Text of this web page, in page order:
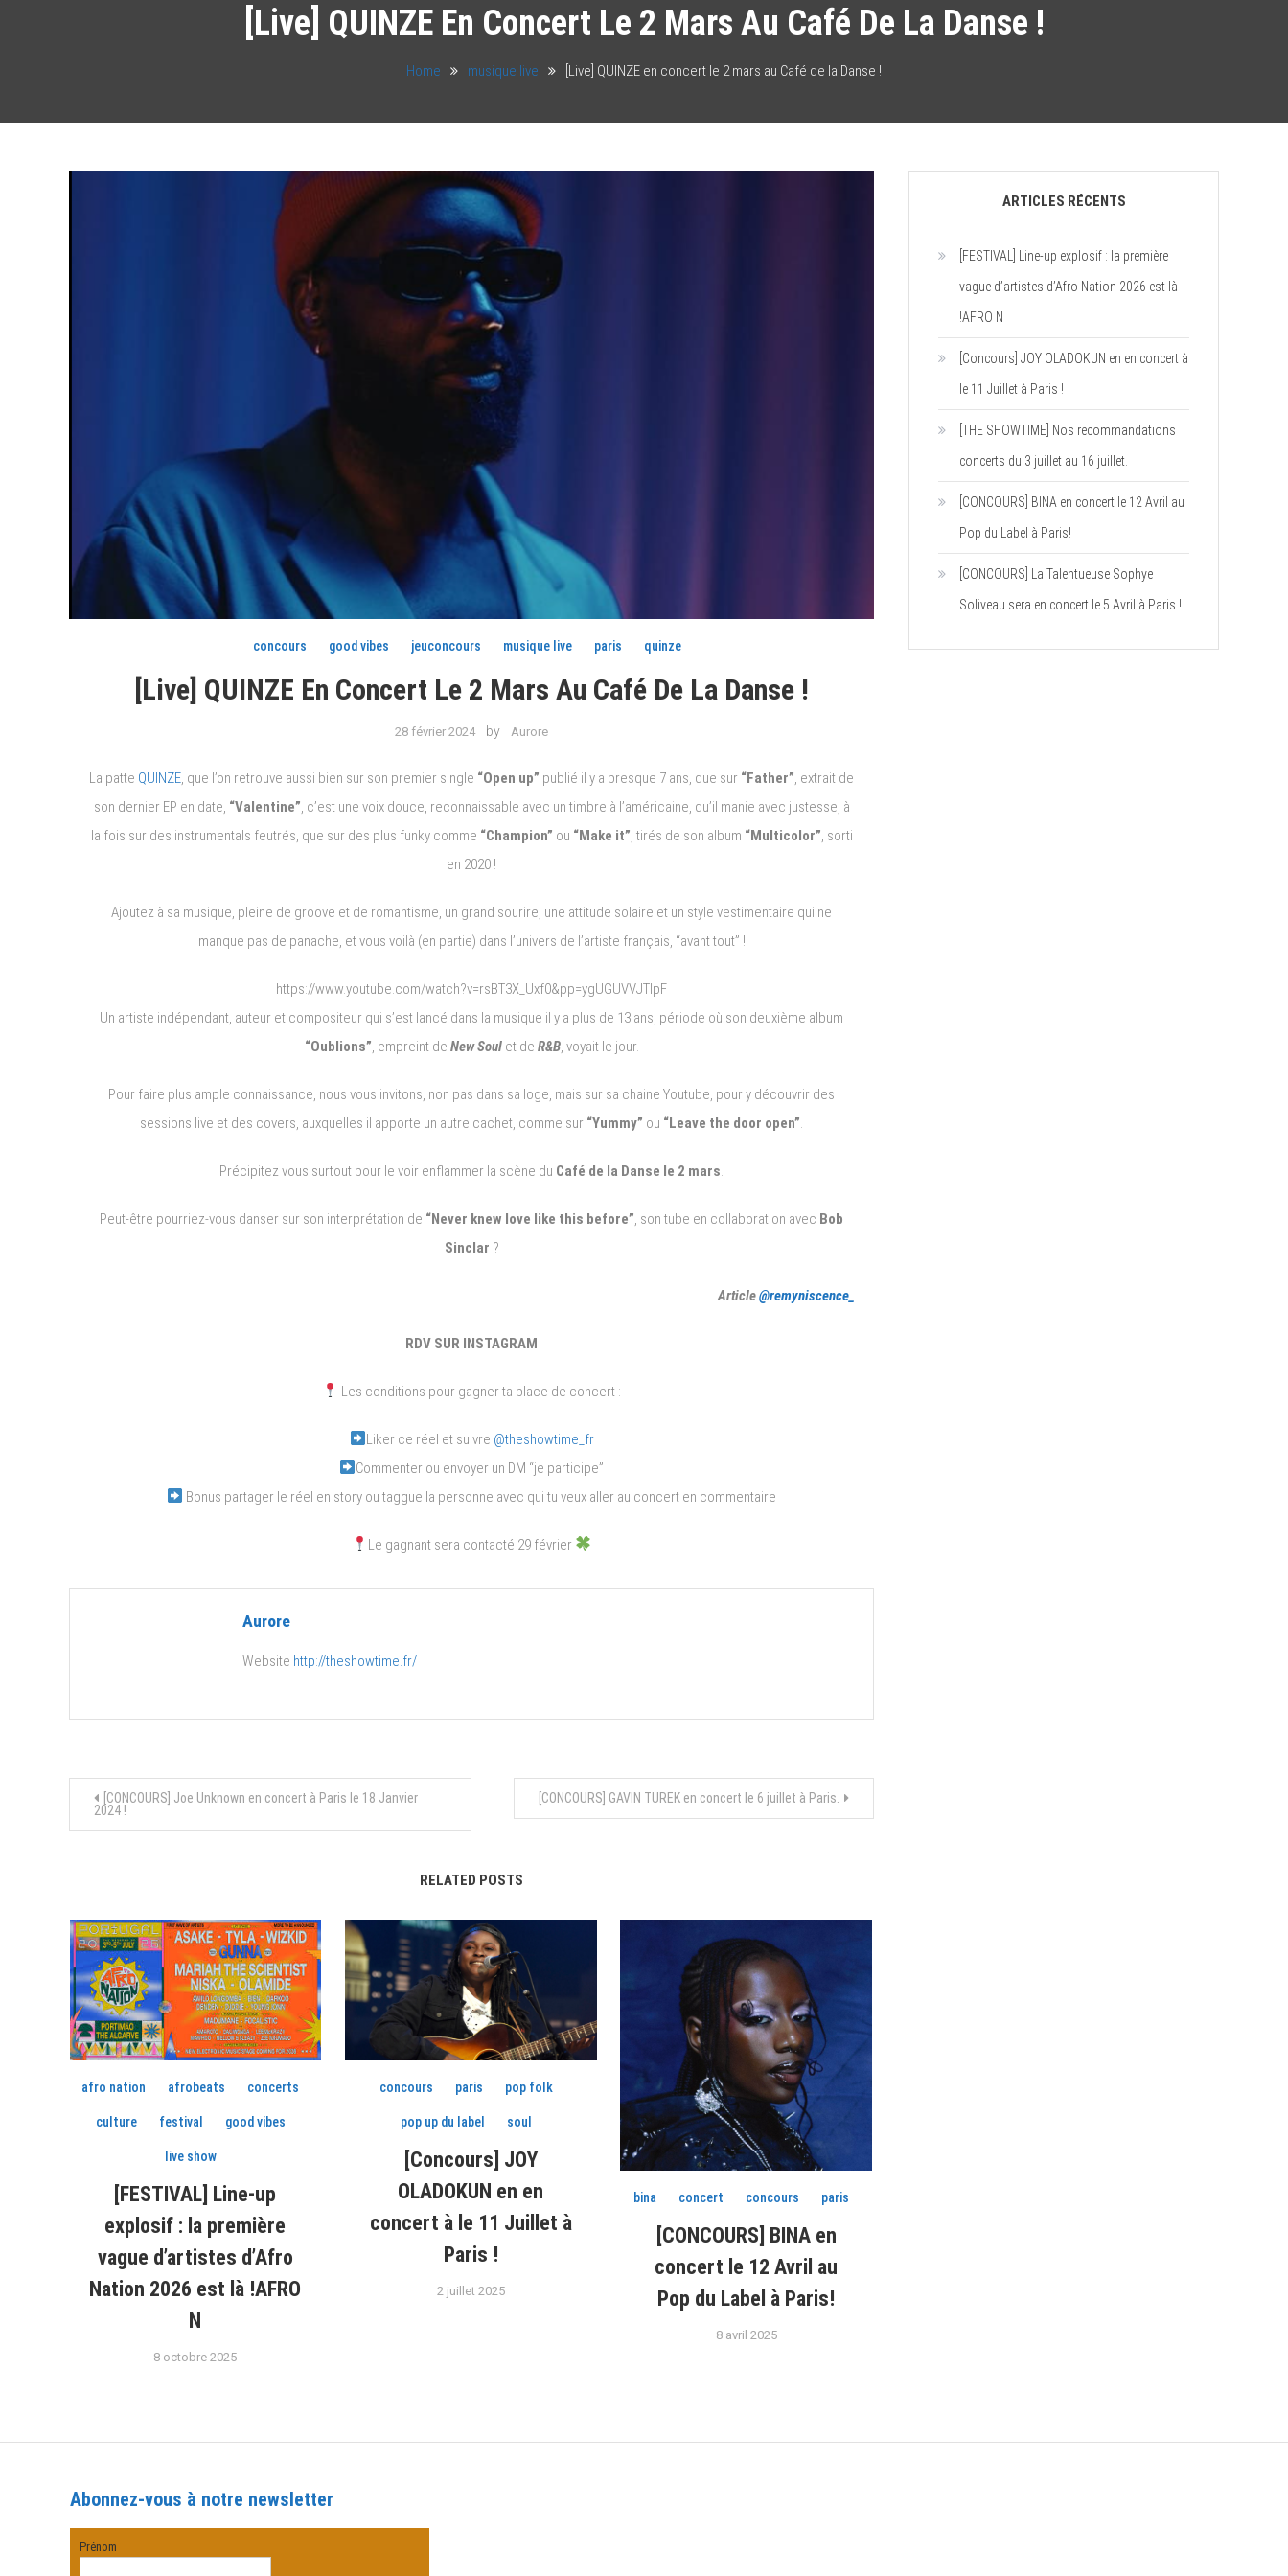
[Live] QUINZE En Concert Le 2 Mars Au Café De La Danse !
Home musique live [Live] QUINZE en concert le 2 mars au Café de la Danse !
concours good vibes jeuconcours musique live paris quinze
[Live] QUINZE En Concert Le 2 Mars Au Café De La Danse !
28 février 2024 by Aurore
La patte QUINZE, que l’on retrouve aussi bien sur son premier single “Open up” publié il y a presque 7 ans, que sur “Father”, extrait de
son dernier EP en date, “Valentine”, c’est une voix douce, reconnaissable avec un timbre à l’américaine, qu’il manie avec justesse, à
la fois sur des instrumentals feutrés, que sur des plus funky comme “Champion” ou “Make it”, tirés de son album “Multicolor”, sorti
en 2020 !
Ajoutez à sa musique, pleine de groove et de romantisme, un grand sourire, une attitude solaire et un style vestimentaire qui ne
manque pas de panache, et vous voilà (en partie) dans l’univers de l’artiste français, “avant tout” !
https://www.youtube.com/watch?v=rsBT3X_Uxf0&pp=ygUGUVVJTlpF
Un artiste indépendant, auteur et compositeur qui s’est lancé dans la musique il y a plus de 13 ans, période où son deuxième album
“Oublions”, empreint de New Soulet de R&B, voyait le jour.
Pour faire plus ample connaissance, nous vous invitons, non pas dans sa loge, mais sur sa chaine Youtube, pour y découvrir des
sessions live et des covers, auxquelles il apporte un autre cachet, comme sur “Yummy” ou “Leave the door open”.
Précipitez vous surtout pour le voir enflammer la scène du Café de la Danse le 2 mars.
Peut-être pourriez-vous danser sur son interprétation de “Never knew love like this before”, son tube en collaboration avec Bob
Sinclar ?
Article@remyniscence_
RDV SUR INSTAGRAM
Les conditions pour gagner ta place de concert :
Liker ce réel et suivre @theshowtime_fr
Commenter ou envoyer un DM “je participe”
Bonus partager le réel en story ou taggue la personne avec qui tu veux aller au concert en commentaire
Le gagnant sera contacté 29 février
Aurore
Website http://theshowtime.fr/
Navigation
de
[CONCOURS] Joe Unknown en concert à Paris le 18 Janvier
2024 !
[CONCOURS] GAVIN TUREK en concert le 6 juillet à Paris.
RELATED POSTS
afro nation afrobeats concerts
culture festival good vibes
live show
[FESTIVAL] Line-up
explosif : la première
vague d’artistes d’Afro
Nation 2026 est là !AFRO
N
8 octobre 2025
concours paris pop folk
pop up du label soul
[Concours] JOY
OLADOKUN en en
concert à le 11 Juillet à
Paris !
2 juillet 2025
bina concert concours paris
[CONCOURS] BINA en
concert le 12 Avril au
Pop du Label à Paris!
8 avril 2025
ARTICLES RÉCENTS
[FESTIVAL] Line-up explosif : la première
vague d’artistes d’Afro Nation 2026 est là
!AFRO N
[Concours] JOY OLADOKUN en en concert à
le 11 Juillet à Paris !
[THE SHOWTIME] Nos recommandations
concerts du 3 juillet au 16 juillet.
[CONCOURS] BINA en concert le 12 Avril au
Pop du Label à Paris!
[CONCOURS] La Talentueuse Sophye
Soliveau sera en concert le 5 Avril à Paris !
Abonnez-vous à notre newsletter
Prénom